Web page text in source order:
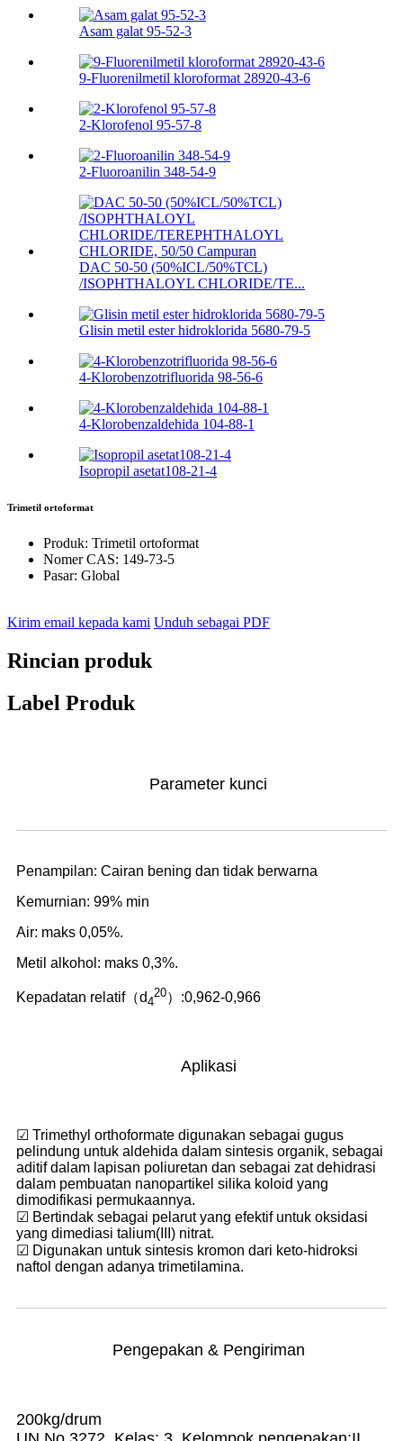
Asam galat 95-52-3
9-Fluorenilmetil kloroformat 28920-43-6
2-Klorofenol 95-57-8
2-Fluoroanilin 348-54-9
DAC 50-50 (50%ICL/50%TCL)
/ISOPHTHALOYL CHLORIDE/TE...
Glisin metil ester hidroklorida 5680-79-5
4-Klorobenzotrifluorida 98-56-6
4-Klorobenzaldehida 104-88-1
Isopropil asetat108-21-4
Trimetil ortoformat
Produk: Trimetil ortoformat
Nomer CAS: 149-73-5
Pasar: Global
Kirim email kepada kami Unduh sebagai PDF
Rincian produk
Label Produk
Parameter kunci
Penampilan: Cairan bening dan tidak berwarna
Kemurnian: 99% min
Air: maks 0,05%.
Metil alkohol: maks 0,3%.
Kepadatan relatif（d4
20）:0,962-0,966
Aplikasi
☑ Trimethyl orthoformate digunakan sebagai gugus
pelindung untuk aldehida dalam sintesis organik, sebagai
aditif dalam lapisan poliuretan dan sebagai zat dehidrasi
dalam pembuatan nanopartikel silika koloid yang
dimodifikasi permukaannya.
☑ Bertindak sebagai pelarut yang efektif untuk oksidasi
yang dimediasi talium(III) nitrat.
☑ Digunakan untuk sintesis kromon dari keto-hidroksi
naftol dengan adanya trimetilamina.
Pengepakan & Pengiriman
200kg/drum